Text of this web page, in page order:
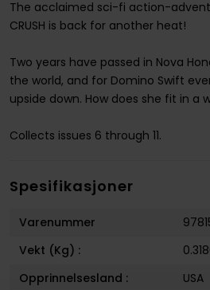
The acclaimed sci-fi action-
CRUSH is back for another heat!
Two years have passed in Nova
the world, and for Domino Swift
upside down. How does she fit in a
Collects issues 6 through 11.
Spesifikasjoner
Varenummer
Vekt (Kg) :
Opprinnelsesland :
USA